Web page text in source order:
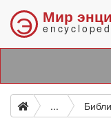
Э Мир
...